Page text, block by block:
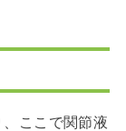
ここで関節液